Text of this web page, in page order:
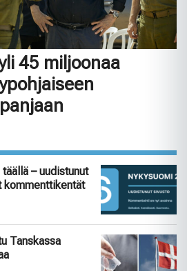
45 miljoonaa
– uudistunut
kommenttikentät
Tanskassa